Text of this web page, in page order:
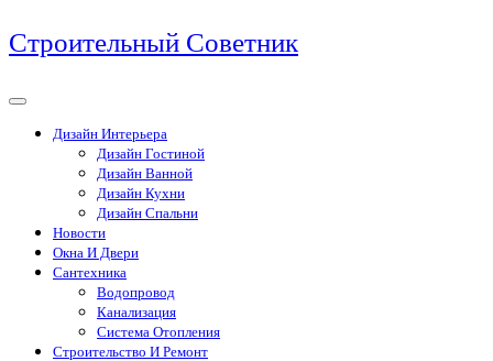
Перейти
к
Строительный Советник
Дизайн Интерьера
Дизайн Гостиной
Дизайн Ванной
Дизайн Кухни
Дизайн Спальни
Новости
Окна И Двери
Сантехника
Водопровод
Канализация
Система Отопления
Строительство И Ремонт